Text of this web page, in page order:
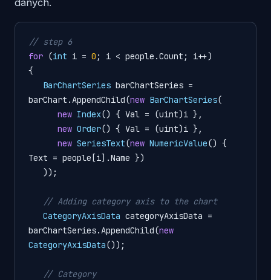
danych.
// step 6
for (int i = 0 ; i < people.Count; i++)
{
BarChartSeries barChartSeries =
barChart.AppendChild(new BarChartSeries(
new Index() { Val = (uint)i },
new Order() { Val = (uint)i },
new SeriesText(new NumericValue() {
Text = people[i].Name })
// Adding category axis to the chart
CategoryAxisData categoryAxisData =
barChartSeries.AppendChild(new
CategoryAxisData());
// Category